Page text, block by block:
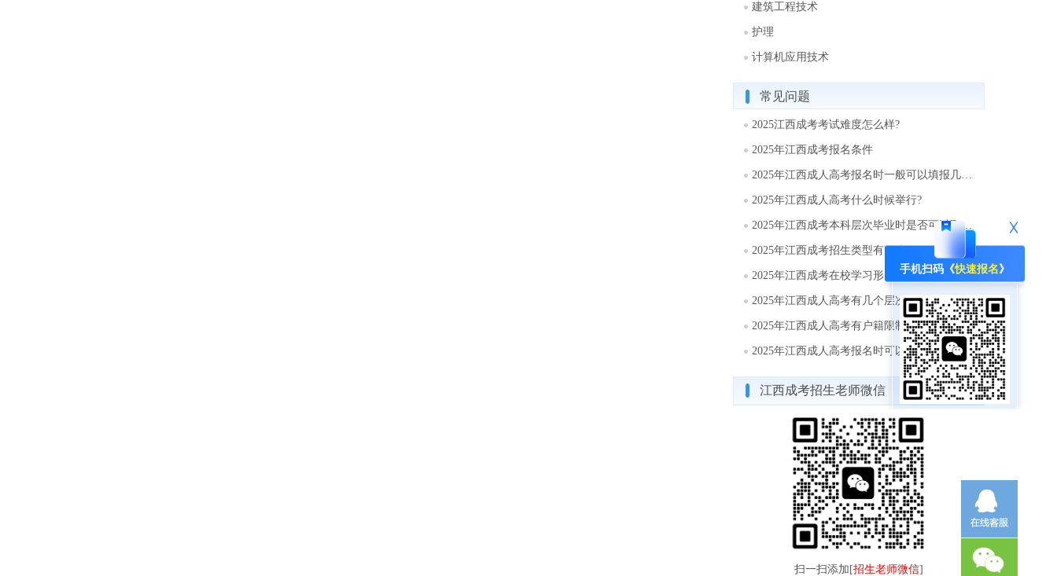
建筑工程技术
护理
计算机应用技术
常见问题
2025江西成考考试难度怎么样?
2025年江西成考报名条件
2025年江西成人高考报名时一般可以填报几个志愿?
2025年江西成人高考什么时候举行?
2025年江西成考本科层次毕业时是否可以取得学士学位?
2025年江西成考招生类型有哪些?
2025年江西成考在校学习形式有哪几种方式?
2025年江西成人高考有几个层次?
2025年江西成人高考有户籍限制吗?
2025年江西成人高考报名时可以填报几个志愿?
江西成考招生老师微信
扫一扫添加[招生老师微信]
手机扫码《快速报名》